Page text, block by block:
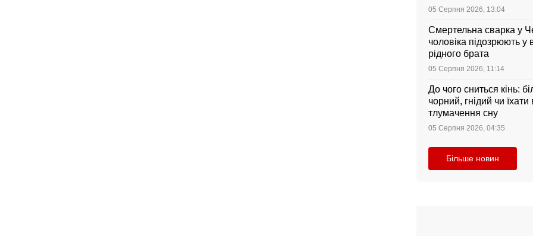
она стоит
05 Серпня 2026, 13:04
Смертельна сварка у
чоловіка підозрюють у
рідного брата
05 Серпня 2026, 11:14
До чого сниться кінь:
чорний, гнідий чи
тлумачення сну
05 Серпня 2026, 04:35
Більше новин